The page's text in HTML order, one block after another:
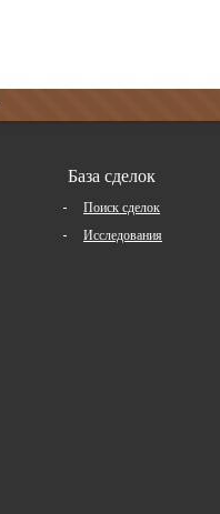
База сделок
Поиск сделок
Исследования